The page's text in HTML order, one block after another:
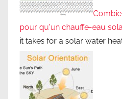
pour qu'un chauffe-eau
it takes for a solar water